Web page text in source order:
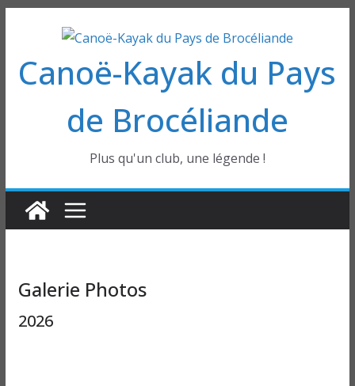
contenu
Canoë-Kayak du Pays
de Brocéliande
Plus qu'un club, une légende !
Galerie Photos
2026